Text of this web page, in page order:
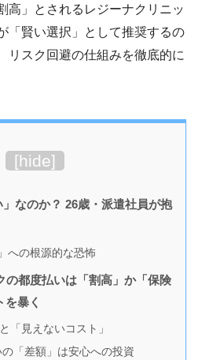
高」とされるレジーナクリニッ
「賢い選択」として推奨するの
リスク回避の仕組みを徹底的に
[hide]
なのか？ 26歳・派遣社員が抱
への根源的な恐怖
の都度払いは「割高」か「保険
を暴く
「見えないコスト」
「差額」は安心への投資